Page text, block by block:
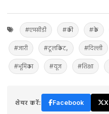
#एमसीडी #की #के
#जारी #टूलकिट, #दिल्ली
#भूमिका #यूज #शिक्षा
शेयर करें: Facebook X